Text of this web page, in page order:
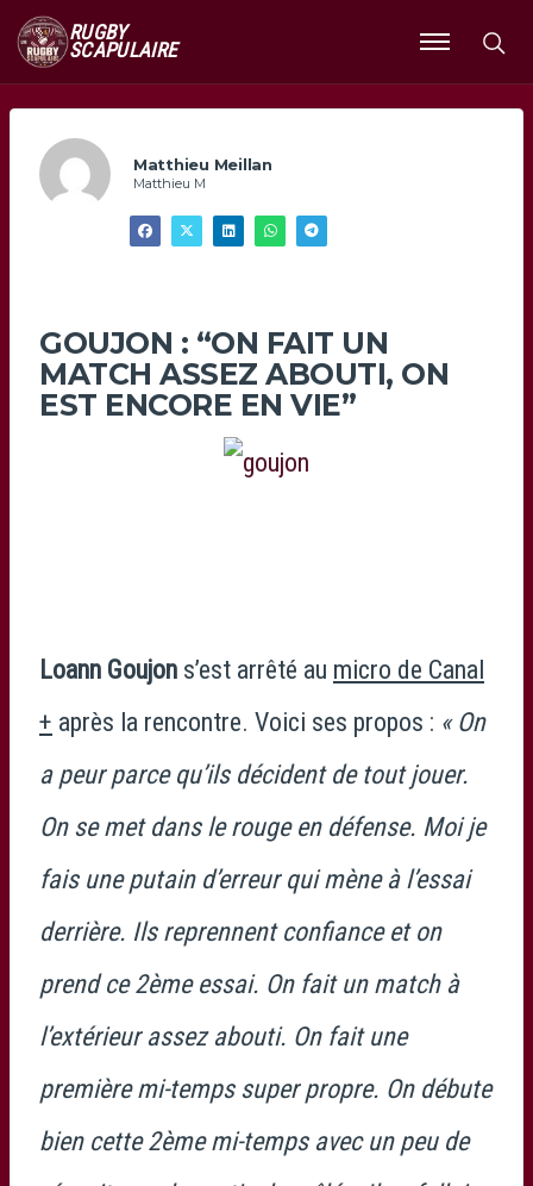
RUGBY
SCAPULAIRE
Ouvrir
le
Matthieu Meillan
Matthieu M
GOUJON : “ON FAIT UN
MATCH ASSEZ ABOUTI, ON
EST ENCORE EN VIE”
Loann Goujon s’est arrêté au micro de Canal
+ après la rencontre. Voici ses propos : « On
a peur parce qu’ils décident de tout jouer.
On se met dans le rouge en défense. Moi je
fais une putain d’erreur qui mène à l’essai
derrière. Ils reprennent confiance et on
prend ce 2ème essai. On fait un match à
l’extérieur assez abouti. On fait une
première mi-temps super propre. On débute
bien cette 2ème mi-temps avec un peu de